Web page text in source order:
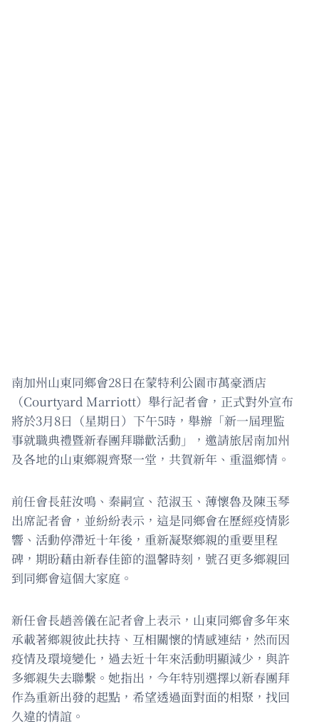
南加州山東同鄉會28日在蒙特利公園市萬豪酒店
（Courtyard Marriott）舉行記者會，正式對外宣布
將於3月8日（星期日）下午5時，舉辦「新一屆理監
事就職典禮暨新春團拜聯歡活動」，邀請旅居南加州
及各地的山東鄉親齊聚一堂，共賀新年、重溫鄉情。
前任會長莊汝鳴、秦嗣宣、范淑玉、薄懷魯及陳玉琴
出席記者會，並紛紛表示，這是同鄉會在歷經疫情影
響、活動停滯近十年後，重新凝聚鄉親的重要里程
碑，期盼藉由新春佳節的溫馨時刻，號召更多鄉親回
到同鄉會這個大家庭。
新任會長趙善儀在記者會上表示，山東同鄉會多年來
承載著鄉親彼此扶持、互相關懷的情感連結，然而因
疫情及環境變化，過去近十年來活動明顯減少，與許
多鄉親失去聯繫。她指出，今年特別選擇以新春團拜
作為重新出發的起點，希望透過面對面的相聚，找回
久違的情誼。